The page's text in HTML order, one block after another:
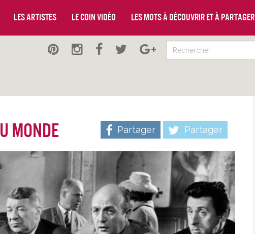
Les artistes Le coin vidéo Les mots à découvrir et à partager
monde Partager Partager